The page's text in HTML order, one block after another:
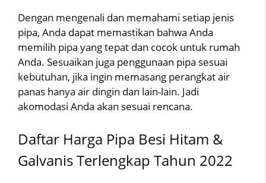
Dengan mengenali dan memahami setiap jenis
pipa, Anda dapat memastikan bahwa Anda
memilih pipa yang tepat dan cocok untuk rumah
Anda. Sesuaikan juga penggunaan pipa sesuai
kebutuhan, jika ingin memasang perangkat air
panas hanya air dingin dan lain-lain. Jadi
akomodasi Anda akan sesuai rencana.
Daftar Harga Pipa Besi Hitam &
Galvanis Terlengkap Tahun 2022